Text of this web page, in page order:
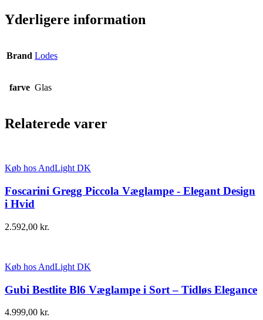
Yderligere information
Brand Lodes
farve Glas
Relaterede varer
Køb hos AndLight DK
Foscarini Gregg Piccola Væglampe - Elegant Design
i Hvid
2.592,00 kr.
Køb hos AndLight DK
Gubi Bestlite Bl6 Væglampe i Sort – Tidløs Elegance
4.999,00 kr.